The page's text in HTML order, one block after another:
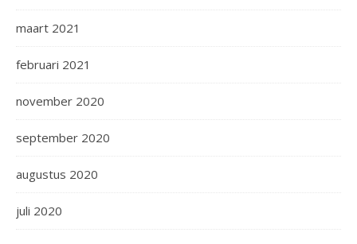
maart 2021
februari 2021
november 2020
september 2020
augustus 2020
juli 2020